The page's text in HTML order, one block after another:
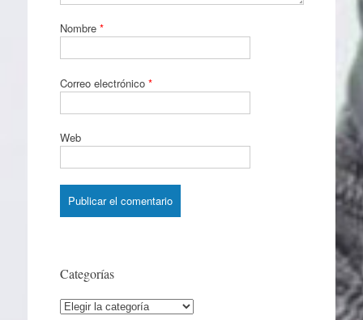
Nombre *
Correo electrónico *
Web
Categorías
Categorías